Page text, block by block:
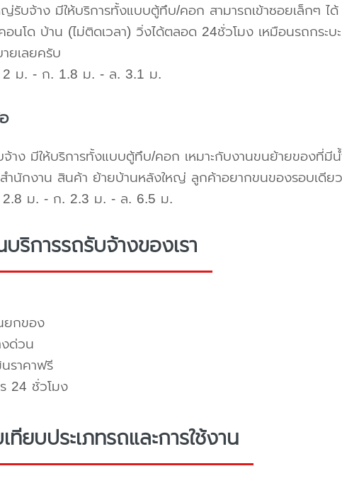
รับจ้าง มีให้บริการทั้งแบบตู้ทึบ/คอก สามารถเข้าซอยเล็กๆ ไ
นโด บ้าน (ไม่ติดเวลา) วิ่งได้ตลอด 24ชั่วโมง เหมือนรถกระ
ยเลยครับ
ม. - ก. 1.8 ม. - ล. 3.1 ม.
าง มีให้บริการทั้งแบบตู้ทึบ/คอก เหมาะกับงานขนย้ายของที่มี
นักงาน สินค้า ย้ายบ้านหลังใหญ่ ลูกค้าอยากขนของรอบเดียว
ม. - ก. 2.3 ม. - ล. 6.5 ม.
ริการรถรับจ้างของเรา
กของ
ด่วน
นราคาฟรี
24 ชั่วโมง
ทียบประเภทรถและการใช้งาน